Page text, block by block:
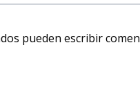
pueden escribir